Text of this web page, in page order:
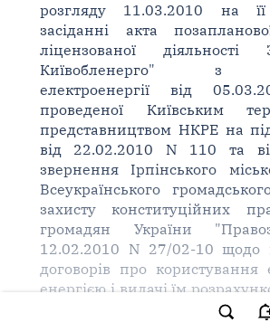
розгляду 11.03.2010 на її
засіданні акта
ліцензованої
Київобленерго" з
електроенергії від
проведеної Київським
представництвом НКРЕ на
від 22.02.2010 N 110 та
звернення Ірпінського
Всеукраїнського
захисту конституційних
громадян України
12.02.2010 N 27/02-10 щодо
договорів про користування
енергією і видачі їм
оплату по яких не